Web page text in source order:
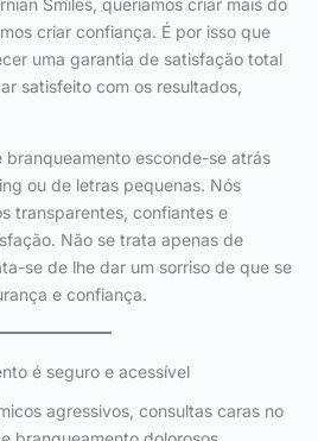
Smiles, queríamos criar mais do
criar confiança. É por isso que
uma garantia de satisfação total
satisfeito com os resultados,
branqueamento esconde-se atrás
ou de letras pequenas. Nós
transparentes, confiantes e
Não se trata apenas de
se de lhe dar um sorriso de que se
e confiança.
é seguro e acessível
agressivos, consultas caras no